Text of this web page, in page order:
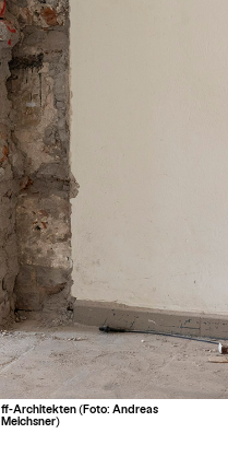
ff-Architekten (Foto: Andreas
Meichsner)